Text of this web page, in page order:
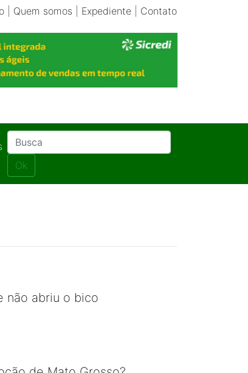
| Quem somos Expediente| Contato
Ok
não abriu o bico